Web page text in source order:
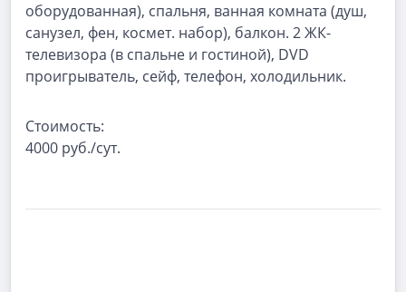
оборудованная), спальня, ванная комната (душ,
санузел, фен, космет. набор), балкон. 2 ЖК-
телевизора (в спальне и гостиной), DVD
проигрыватель, сейф, телефон, холодильник.
Стоимость:
4000 руб./сут.